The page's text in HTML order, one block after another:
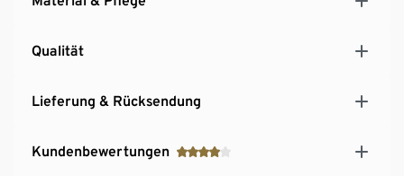
Qualität
Lieferung & Rücksendung
Kundenbewertungen